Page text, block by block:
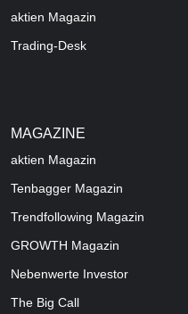
aktien Magazin
Trading-Desk
MAGAZINE
aktien Magazin
Tenbagger Magazin
Trendfollowing Magazin
GROWTH Magazin
Nebenwerte Investor
The Big Call